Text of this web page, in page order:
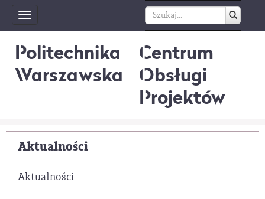
Toggle
navigation
Politechnika
Warszawska
Centrum
Obsługi
Projektów
Aktualności
Aktualności